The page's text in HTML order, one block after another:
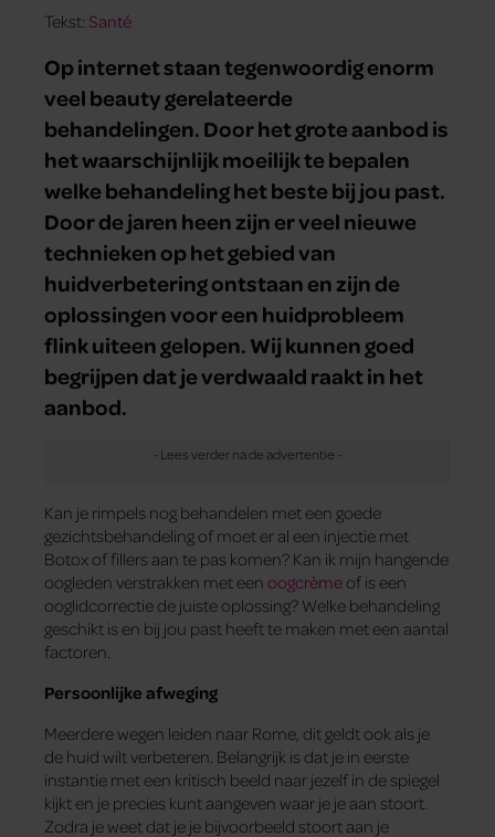
Tekst: Santé
Op internet staan tegenwoordig enorm
veel beauty gerelateerde
behandelingen. Door het grote aanbod is
het waarschijnlijk moeilijk te bepalen
welke behandeling het beste bij jou past.
Door de jaren heen zijn er veel nieuwe
technieken op het gebied van
huidverbetering ontstaan en zijn de
oplossingen voor een huidprobleem
flink uiteen gelopen. Wij kunnen goed
begrijpen dat je verdwaald raakt in het
aanbod.
Kan je rimpels nog behandelen met een goede
gezichtsbehandeling of moet er al een injectie met
Botox of fillers aan te pas komen? Kan ik mijn hangende
oogleden verstrakken met een oogcrème of is een
ooglidcorrectie de juiste oplossing? Welke behandeling
geschikt is en bij jou past heeft te maken met een aantal
factoren.
Persoonlijke afweging
Meerdere wegen leiden naar Rome, dit geldt ook als je
de huid wilt verbeteren. Belangrijk is dat je in eerste
instantie met een kritisch beeld naar jezelf in de spiegel
kijkt en je precies kunt aangeven waar je je aan stoort.
Zodra je weet dat je je bijvoorbeeld stoort aan je